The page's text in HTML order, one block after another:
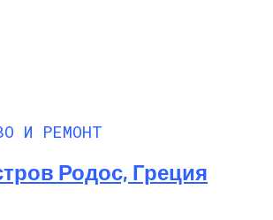
И РЕМОНТ
Родос, Греция